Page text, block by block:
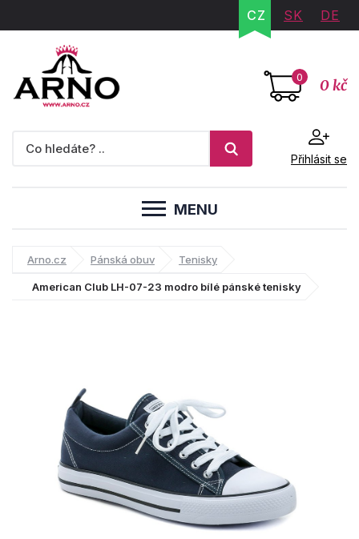
CZ SK DE
0 0 kč
Přihlásit se
MENU
Arno.cz Pánská obuv Tenisky
American Club LH-07-23 modro bílé pánské tenisky